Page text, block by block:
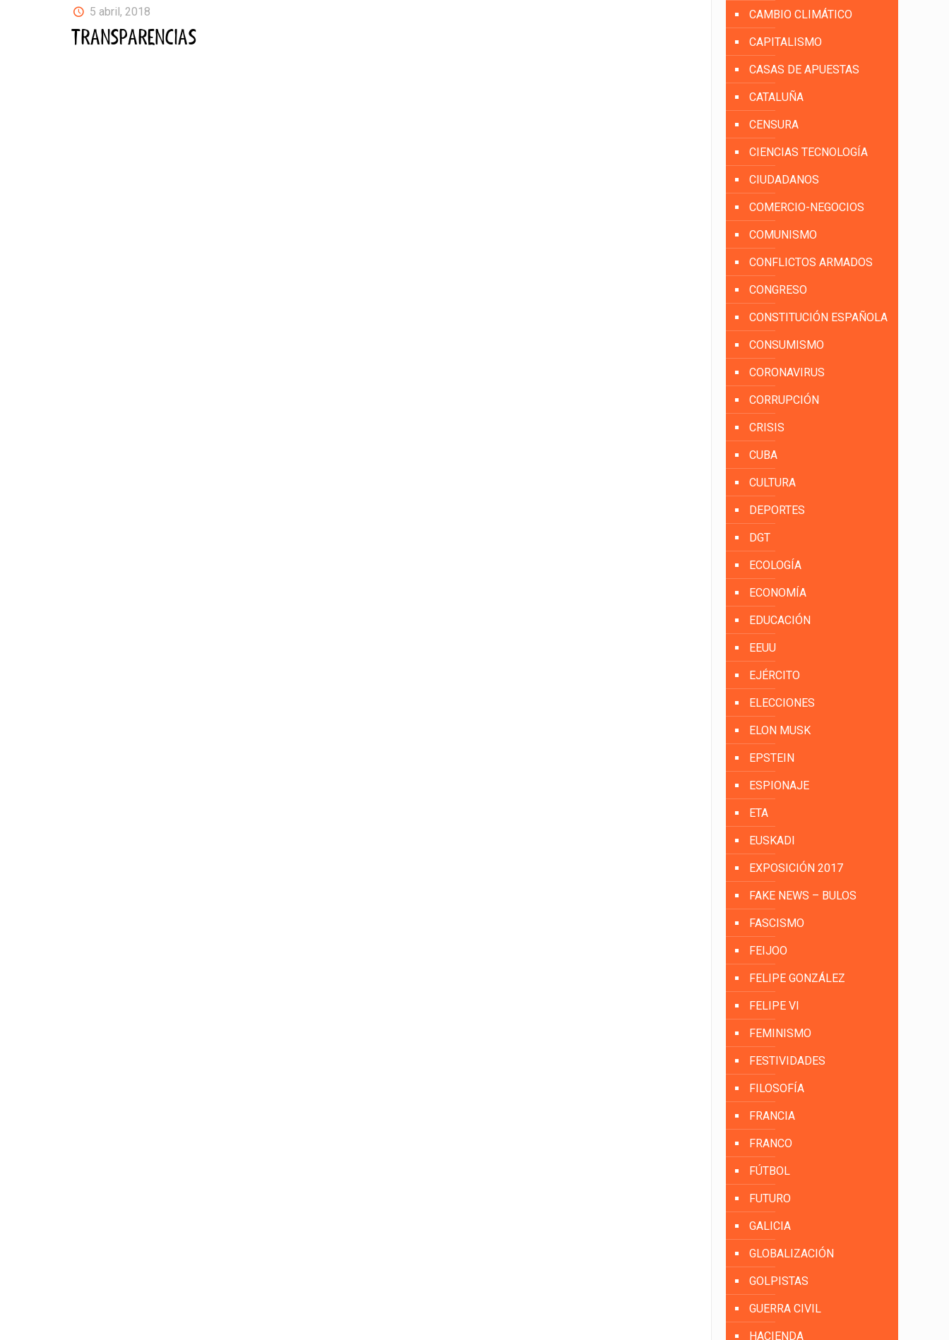
5 abril, 2018
TRANSPARENCIAS
CAMBIO CLIMÁTICO
CAPITALISMO
CASAS DE APUESTAS
CATALUÑA
CENSURA
CIENCIAS TECNOLOGÍA
CIUDADANOS
COMERCIO-NEGOCIOS
COMUNISMO
CONFLICTOS ARMADOS
CONGRESO
CONSTITUCIÓN ESPAÑOLA
CONSUMISMO
CORONAVIRUS
CORRUPCIÓN
CRISIS
CUBA
CULTURA
DEPORTES
DGT
ECOLOGÍA
ECONOMÍA
EDUCACIÓN
EEUU
EJÉRCITO
ELECCIONES
ELON MUSK
EPSTEIN
ESPIONAJE
ETA
EUSKADI
EXPOSICIÓN 2017
FAKE NEWS – BULOS
FASCISMO
FEIJOO
FELIPE GONZÁLEZ
FELIPE VI
FEMINISMO
FESTIVIDADES
FILOSOFÍA
FRANCIA
FRANCO
FÚTBOL
FUTURO
GALICIA
GLOBALIZACIÓN
GOLPISTAS
GUERRA CIVIL
HACIENDA